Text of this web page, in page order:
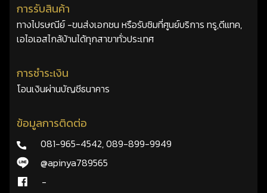
การรับสินค้า
ทางไปรษณีย์ -ขนส่งเอกชน หรือรับซิมที่ศูนย์บริการ ทรู,ดีแทค,
เอไอเอสไกล้บ้านได้ทุกสาขาทั่วประเทศ
การชำระเงิน
โอนเงินผ่านบัญชีธนาคาร
ข้อมูลการติดต่อ
081-965-4542,089-899-9949
@apinya789565
-